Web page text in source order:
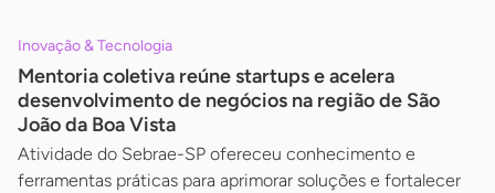
Inovação & Tecnologia
Mentoria coletiva reúne startups e acelera
desenvolvimento de negócios na região de São
João da Boa Vista
Atividade do Sebrae-SP ofereceu conhecimento e
ferramentas práticas para aprimorar soluções e fortalecer